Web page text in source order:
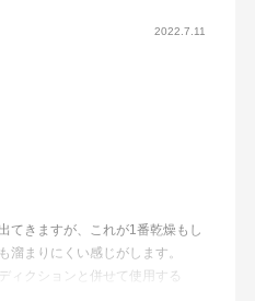
2022.7.11
てきますが、これが1番乾燥もし
溜まりにくい感じがします。
ィクションと併せて使用する